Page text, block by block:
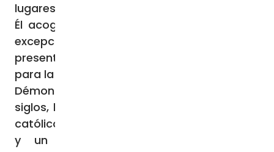
lugares (cf. Mc 3,7-8) se acercan al Señor. Y
Él acoge y procura el bien para todos, sin
excepción. Esto lo hemos de tener muy
presente durante el octavario de oración
para la unidad de los cristianos.
Démonos cuenta de cómo, a lo largo de los
siglos, los cristianos nos hemos dividido en
católicos, ortodoxos, anglicanos, luteranos,
y un largo etcétera de confesiones